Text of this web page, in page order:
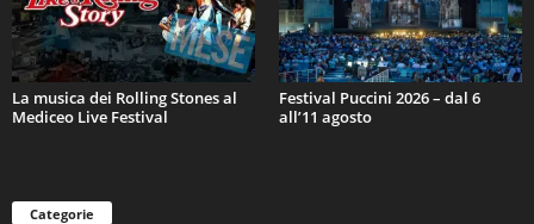
La musica dei Rolling Stones al
Mediceo Live Festival
Festival Puccini 2026 – dal 6
all’11 agosto
Categorie